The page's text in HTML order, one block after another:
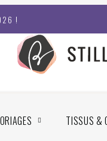
!
TISSUS &